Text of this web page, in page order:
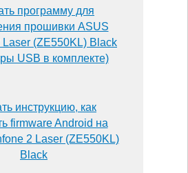
программу для
прошивки ASUS
Laser (ZE550KL) Black
USB в комплекте)
инструкцию, как
firmware Android на
2 Laser (ZE550KL)
Black